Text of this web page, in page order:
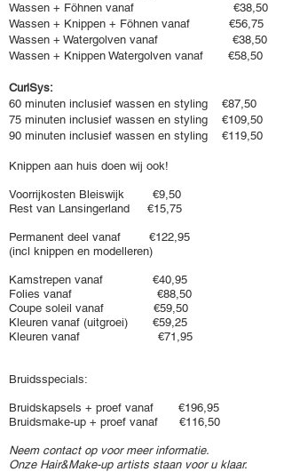
Wassen + Föhnen vanaf €38,50
Wassen + Knippen + Föhnen vanaf €56,75
Wassen + Watergolven vanaf €38,50
Wassen + Knippen Watergolven vanaf €58,50
CurlSys:
60 minuten inclusief wassen en styling €87,50
75 minuten inclusief wassen en styling €109,50
90 minuten inclusief wassen en styling €119,50
Knippen aan huis doen wij ook!
Voorrijkosten Bleiswijk €9,50
Rest van Lansingerland €15,75
Permanent deel vanaf €122,95
(incl knippen en modelleren)
Kamstrepen vanaf €40,95
Folies vanaf €88,50
Coupe soleil vanaf €59,50
Kleuren vanaf (uitgroei) €59,25
Kleuren vanaf €71,95
Bruidsspecials:
Bruidskapsels + proef vanaf €196,95
Bruidsmake-up + proef vanaf €116,50
Neem contact op voor meer informatie.
Onze Hair&Make-up artists staan voor u klaar.